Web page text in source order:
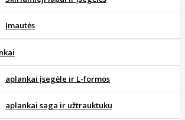
Įmautės
aplankai įsegėle ir L-formos
aplankai saga ir užtrauktuku